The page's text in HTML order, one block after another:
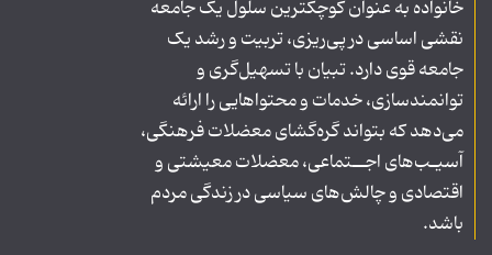
خانواده به عنوان کوچکترین سلول یک جامعه
نقشی اساسی در پی‌ریزی، تربیت و رشد یک
جامعه قوی دارد. تبیان با تسهیل‌گری و
توانمندسازی، خدمات و محتواهایی را ارائه
می‌دهد که بتواند گره‌گشای معضلات فرهنگی،
آسیـب‌های اجــتماعی، معضلات معیشتی و
اقتصادی و چالش‌های سیاسی در زندگی مردم
باشد.